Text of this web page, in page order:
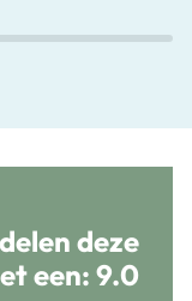
deze
een:9.0